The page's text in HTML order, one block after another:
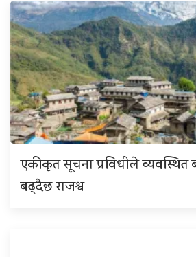
एकीकृत सूचना प्रविधीले व्यवस्थित
बढ्दैछ राजश्व